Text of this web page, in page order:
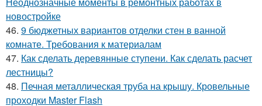
новостройке
46. 9 бюджетных вариантов отделки стен в ванной
комнате. Требования к материалам
47. Как сделать деревянные ступени. Как сделать расчет
лестницы?
48. Печная металлическая труба на крышу. Кровельные
проходки Master Flash